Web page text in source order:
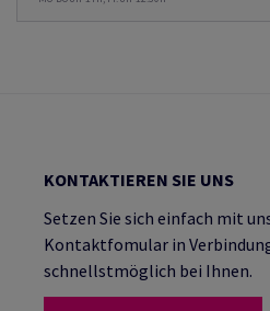
KONTAKTIEREN SIE UNS
Setzen Sie sich einfach mit
Kontaktfomular in
schnellstmöglich bei Ihnen.